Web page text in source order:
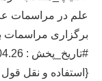
علم در مراسمات
برگزاری مراسمات
#تاریخ_پخش : 1402.04.26
{استفاده و نقل قول